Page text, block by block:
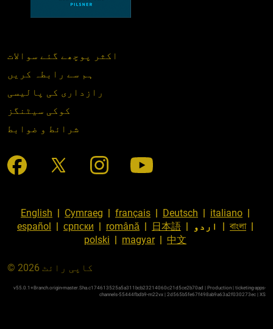
اکثر پوچھے گئے سوالات
ہم سے رابطہ کریں
رازداری کی پالیسی
کوکی سیٹنگز
شرائط و ضوابط
English | Cymraeg | français | Deutsch | italiano |
español | српски | română | 日本語 | اردو | বাংলা|
polski | magyar| 中文
© کاپی رائٹ 2026
v55.0.1+Branch.origin-master.Sha.c174613525a5a311bcb23214060c21d5ce2b70ad | Production | ticketing-apps-
channels-55444fbdb9-m22vx | 2d565b5fe67f498ab9a63a2f030273ec | XS